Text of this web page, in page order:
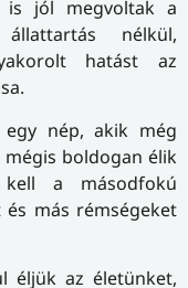
is jól megvoltak a
nélkül,
hatást az
nép, akik még
boldogan élik
a másodfokú
más rémségeket
éljük az életünket,